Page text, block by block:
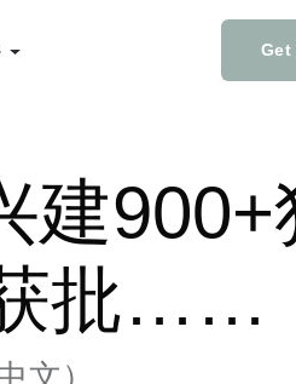
Get
建900+
获批……
文）